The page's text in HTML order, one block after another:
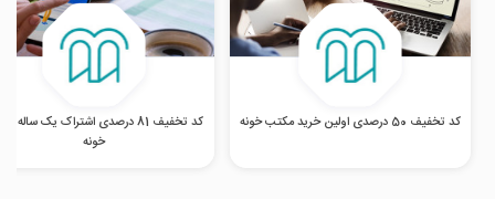
کد تخفیف 50 درصدی اولین خرید مکتب خونه
کد تخفیف 81 درصدی اشتراک یک ساله
خونه